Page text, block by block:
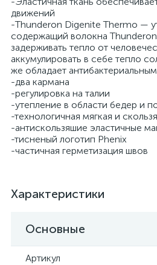
движений
-Thunderon Digenite Thermo —
содержащий волокна
задерживать тепло от
аккумулировать в себе тепло
же обладает
-два кармана
-регулировка на талии
-утепление в области бедер и
-технологичная мягкая и
-антискользяшие эластичные
-тисненый логотип Phenix
-частичная герметизация швов
Характеристики
Основные
Артикул